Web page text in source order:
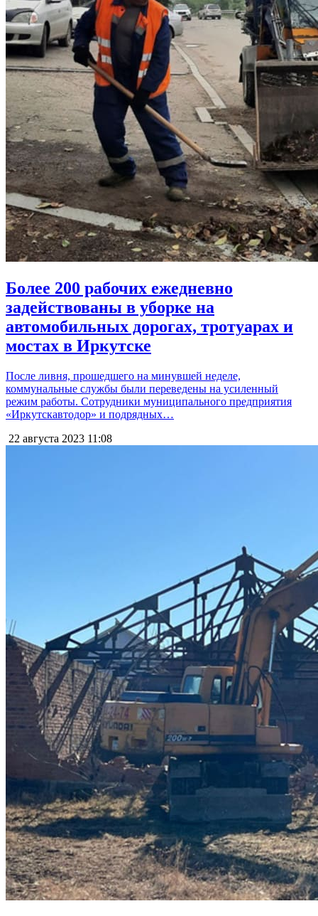
Более 200 рабочих ежедневно
задействованы в уборке на
автомобильных дорогах, тротуарах и
мостах в Иркутске
После ливня, прошедшего на минувшей неделе,
коммунальные службы были переведены на усиленный
режим работы. Сотрудники муниципального предприятия
«Иркутскавтодор» и подрядных…
22 августа 2023 11:08